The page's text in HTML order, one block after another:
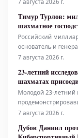
потенциальные
демонстрировать
Тимур Турлов:
шахматное
Российский
основатель и
Freedom Finance,
привлекло
способную оказать
7 августа 2026 г.
23-летний
шахматах
ИИ-телепатии
Молодой 23-летний
области
амбициозная цель
7 августа 2026 г.
Дубов Даниил